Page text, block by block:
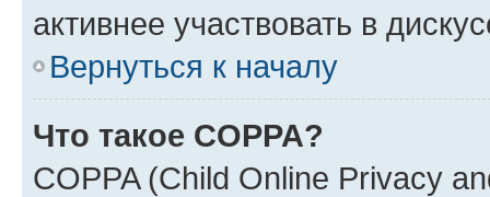
активнее участвовать в
Вернуться к началу
Что такое COPPA?
COPPA (Child Online Privacy